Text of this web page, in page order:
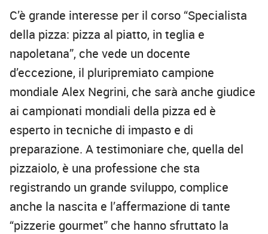
C’è grande interesse per il corso “Specialista
della pizza: pizza al piatto, in teglia e
napoletana”, che vede un docente
d’eccezione, il pluripremiato campione
mondiale Alex Negrini, che sarà anche giudice
ai campionati mondiali della pizza ed è
esperto in tecniche di impasto e di
preparazione. A testimoniare che, quella del
pizzaiolo, è una professione che sta
registrando un grande sviluppo, complice
anche la nascita e l’affermazione di tante
“pizzerie gourmet” che hanno sfruttato la